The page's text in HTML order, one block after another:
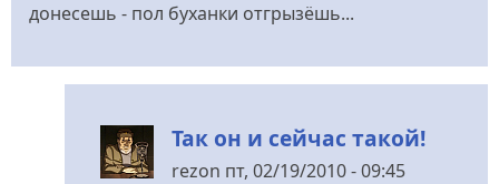
донесешь - пол буханки отгрызёшь...
Так он и сейчас такой!
rezon пт, 02/19/2010 - 09:45